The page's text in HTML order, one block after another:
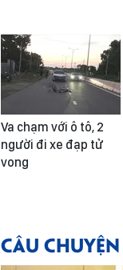
Va chạm với ô tô, 2
người đi xe đạp tử
vong
CÂU